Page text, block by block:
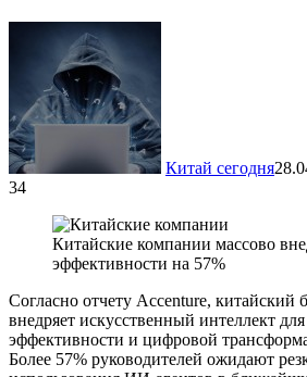
Китай сегодня
34
Китайские компании массово
эффективности на 57%
Согласно отчету Accenture, китайский
внедряет искусственный интеллект
эффективности и цифровой
Более 57% руководителей ожидают